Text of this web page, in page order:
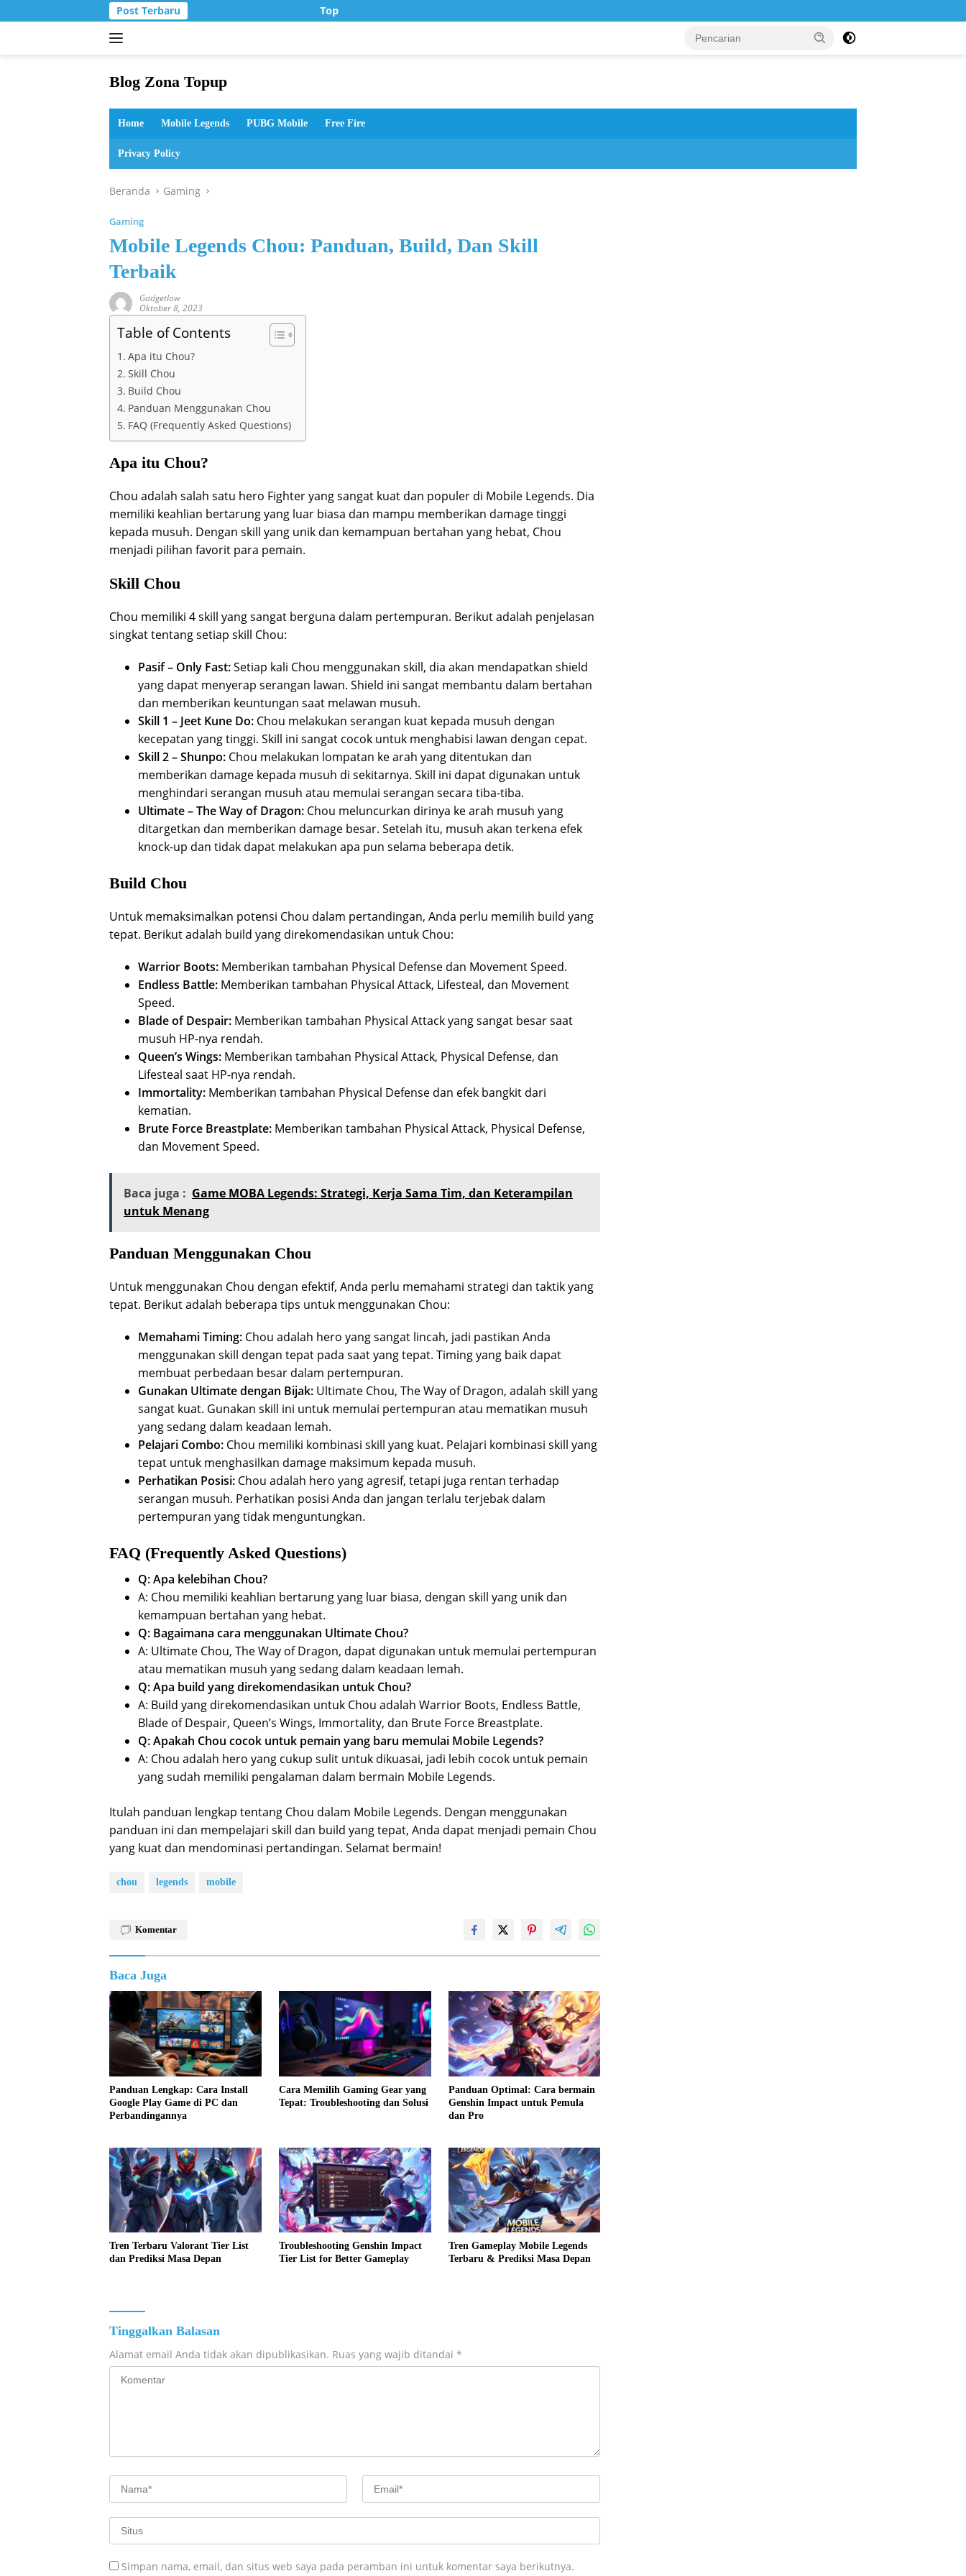
ke
Post Terbaru Top Up Murah di Zona Topup
Blog Zona Topup
dan
bermain
Home Mobile Legends PUBG Mobile Free Fire
Privacy Policy
Beranda Gaming
Gaming
Mobile Legends Chou: Panduan, Build, Dan Skill
Terbaik
Gadgetlow
Oktober 8, 2023
Table of Contents
Apa itu Chou?
Skill Chou
Build Chou
Panduan Menggunakan Chou
FAQ (Frequently Asked Questions)
Apa itu Chou?
Chou adalah salah satu hero Fighter yang sangat kuat dan populer di Mobile Legends. Dia
memiliki keahlian bertarung yang luar biasa dan mampu memberikan damage tinggi
kepada musuh. Dengan skill yang unik dan kemampuan bertahan yang hebat, Chou
menjadi pilihan favorit para pemain.
Skill Chou
Chou memiliki 4 skill yang sangat berguna dalam pertempuran. Berikut adalah penjelasan
singkat tentang setiap skill Chou:
Pasif – Only Fast:Setiap kali Chou menggunakan skill, dia akan mendapatkan shield
yang dapat menyerap serangan lawan. Shield ini sangat membantu dalam bertahan
dan memberikan keuntungan saat melawan musuh.
Skill 1 – Jeet Kune Do: Chou melakukan serangan kuat kepada musuh dengan
kecepatan yang tinggi. Skill ini sangat cocok untuk menghabisi lawan dengan cepat.
Skill 2 – Shunpo: Chou melakukan lompatan ke arah yang ditentukan dan
memberikan damage kepada musuh di sekitarnya. Skill ini dapat digunakan untuk
menghindari serangan musuh atau memulai serangan secara tiba-tiba.
Ultimate – The Way of Dragon: Chou meluncurkan dirinya ke arah musuh yang
ditargetkan dan memberikan damage besar. Setelah itu, musuh akan terkena efek
knock-up dan tidak dapat melakukan apa pun selama beberapa detik.
Build Chou
Untuk memaksimalkan potensi Chou dalam pertandingan, Anda perlu memilih build yang
tepat. Berikut adalah build yang direkomendasikan untuk Chou:
Warrior Boots: Memberikan tambahan Physical Defense dan Movement Speed.
Endless Battle: Memberikan tambahan Physical Attack, Lifesteal, dan Movement
Speed.
Blade of Despair: Memberikan tambahan Physical Attack yang sangat besar saat
musuh HP-nya rendah.
Queen’s Wings: Memberikan tambahan Physical Attack, Physical Defense, dan
Lifesteal saat HP-nya rendah.
Immortality: Memberikan tambahan Physical Defense dan efek bangkit dari
kematian.
Brute Force Breastplate: Memberikan tambahan Physical Attack, Physical Defense,
dan Movement Speed.
Baca juga : Game MOBA Legends: Strategi, Kerja Sama Tim, dan Keterampilan
untuk Menang
Panduan Menggunakan Chou
Untuk menggunakan Chou dengan efektif, Anda perlu memahami strategi dan taktik yang
tepat. Berikut adalah beberapa tips untuk menggunakan Chou:
Memahami Timing: Chou adalah hero yang sangat lincah, jadi pastikan Anda
menggunakan skill dengan tepat pada saat yang tepat. Timing yang baik dapat
membuat perbedaan besar dalam pertempuran.
Gunakan Ultimate dengan Bijak: Ultimate Chou, The Way of Dragon, adalah skill yang
sangat kuat. Gunakan skill ini untuk memulai pertempuran atau mematikan musuh
yang sedang dalam keadaan lemah.
Pelajari Combo: Chou memiliki kombinasi skill yang kuat. Pelajari kombinasi skill yang
tepat untuk menghasilkan damage maksimum kepada musuh.
Perhatikan Posisi: Chou adalah hero yang agresif, tetapi juga rentan terhadap
serangan musuh. Perhatikan posisi Anda dan jangan terlalu terjebak dalam
pertempuran yang tidak menguntungkan.
FAQ (Frequently Asked Questions)
Q: Apa kelebihan Chou?
A: Chou memiliki keahlian bertarung yang luar biasa, dengan skill yang unik dan
kemampuan bertahan yang hebat.
Q: Bagaimana cara menggunakan Ultimate Chou?
A: Ultimate Chou, The Way of Dragon, dapat digunakan untuk memulai pertempuran
atau mematikan musuh yang sedang dalam keadaan lemah.
Q: Apa build yang direkomendasikan untuk Chou?
A: Build yang direkomendasikan untuk Chou adalah Warrior Boots, Endless Battle,
Blade of Despair, Queen’s Wings, Immortality, dan Brute Force Breastplate.
Q: Apakah Chou cocok untuk pemain yang baru memulai Mobile Legends?
A: Chou adalah hero yang cukup sulit untuk dikuasai, jadi lebih cocok untuk pemain
yang sudah memiliki pengalaman dalam bermain Mobile Legends.
Itulah panduan lengkap tentang Chou dalam Mobile Legends. Dengan menggunakan
panduan ini dan mempelajari skill dan build yang tepat, Anda dapat menjadi pemain Chou
yang kuat dan mendominasi pertandingan. Selamat bermain!
chou legends mobile
Komentar
Baca Juga
Panduan Lengkap: Cara Install
Google Play Game di PC dan
Perbandingannya
Cara Memilih Gaming Gear yang
Tepat: Troubleshooting dan Solusi
Panduan Optimal: Cara bermain
Genshin Impact untuk Pemula
dan Pro
Tren Terbaru Valorant Tier List
dan Prediksi Masa Depan
Troubleshooting Genshin Impact
Tier List for Better Gameplay
Tren Gameplay Mobile Legends
Terbaru & Prediksi Masa Depan
Tinggalkan Balasan
Alamat email Anda tidak akan dipublikasikan. Ruas yang wajib ditandai *
Simpan nama, email, dan situs web saya pada peramban ini untuk komentar saya berikutnya.